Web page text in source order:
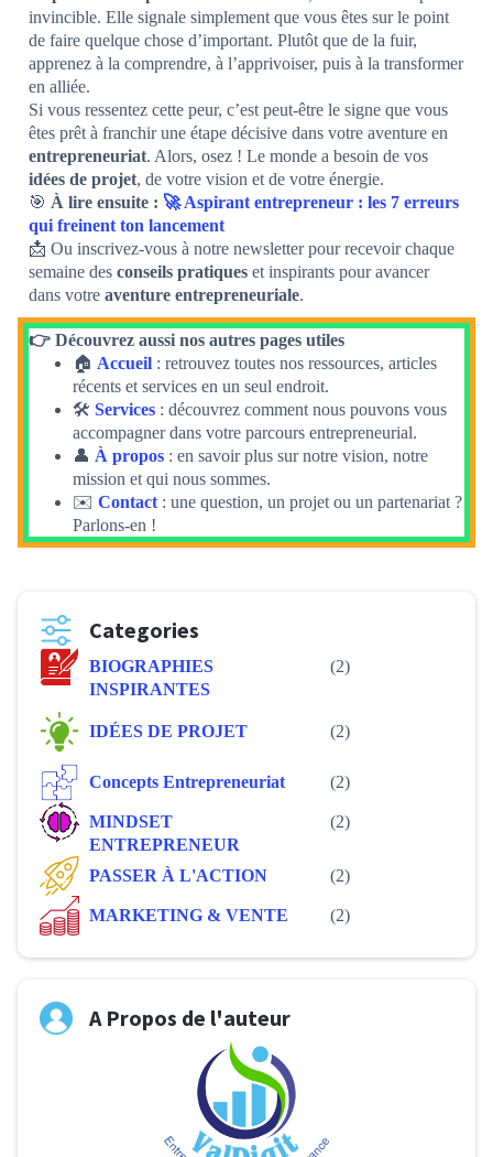
invincible. Elle signale simplement que vous êtes sur le point
de faire quelque chose d’important. Plutôt que de la fuir,
apprenez à la comprendre, à l’apprivoiser, puis à la transformer
en alliée.
Si vous ressentez cette peur, c’est peut-être le signe que vous
êtes prêt à franchir une étape décisive dans votre aventure en
entrepreneuriat. Alors, osez ! Le monde a besoin de vos
idées de projet, de votre vision et de votre énergie.
🎯 À lire ensuite : 🚀 Aspirant entrepreneur : les 7 erreurs
qui freinent ton lancement
📩 Ou inscrivez-vous à notre newsletter pour recevoir chaque
semaine des conseils pratiques et inspirants pour avancer
dans votre aventure entrepreneuriale.
👉 Découvrez aussi nos autres pages utiles
🏠 Accueil : retrouvez toutes nos ressources, articles
récents et services en un seul endroit.
🛠️ Services : découvrez comment nous pouvons vous
accompagner dans votre parcours entrepreneurial.
👤 À propos : en savoir plus sur notre vision, notre
mission et qui nous sommes.
✉️ Contact : une question, un projet ou un partenariat ?
Parlons-en !
Categories
BIOGRAPHIES
INSPIRANTES
(2)
IDÉES DE PROJET (2)
Concepts Entrepreneuriat (2)
MINDSET
ENTREPRENEUR
(2)
PASSER À L'ACTION (2)
MARKETING & VENTE (2)
A Propos de l'auteur